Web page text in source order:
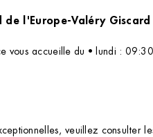
Centre Commercial Evry 2, 2 Bd de
vous accueille du • lundi :
veuillez consulter